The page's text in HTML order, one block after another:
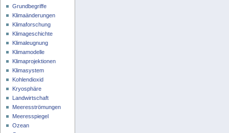
Grundbegriffe
Klimaänderungen
Klimaforschung
Klimageschichte
Klimaleugnung
Klimamodelle
Klimaprojektionen
Klimasystem
Kohlendioxid
Kryosphäre
Landwirtschaft
Meeresströmungen
Meeresspiegel
Ozean